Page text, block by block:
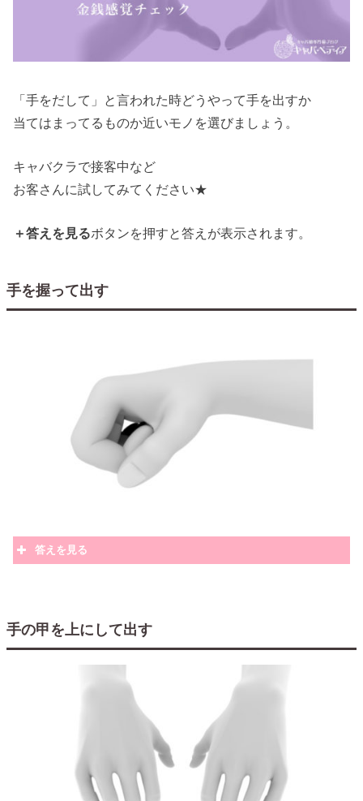
「手をだして」と言われた時どうやって手を出すか
当てはまってるものか近いモノを選びましょう。
キャバクラで接客中など
お客さんに試してみてください★
＋答えを見るボタンを押すと答えが表示されます。
手を握って出す
答えを見る
手の甲を上にして出す